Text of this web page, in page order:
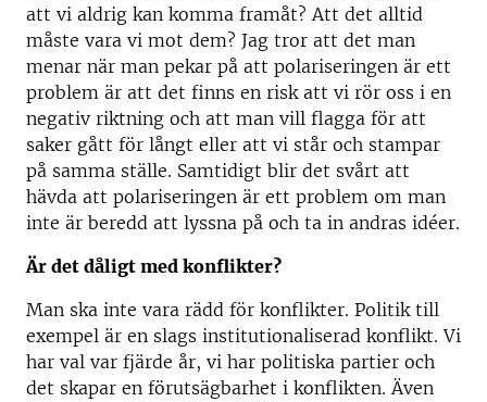
att vi aldrig kan komma framåt? Att det alltid
måste vara vi mot dem? Jag tror att det man
menar när man pekar på att polariseringen är ett
problem är att det finns en risk att vi rör oss i en
negativ riktning och att man vill flagga för att
saker gått för långt eller att vi står och stampar
på samma ställe. Samtidigt blir det svårt att
hävda att polariseringen är ett problem om man
inte är beredd att lyssna på och ta in andras idéer.
Är det dåligt med konflikter?
Man ska inte vara rädd för konflikter. Politik till
exempel är en slags institutionaliserad konflikt. Vi
har val var fjärde år, vi har politiska partier och
det skapar en förutsägbarhet i konflikten. Även